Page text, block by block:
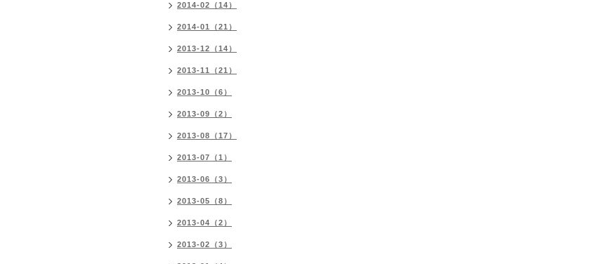
2014-02（14）
2014-01（21）
2013-12（14）
2013-11（21）
2013-10（6）
2013-09（2）
2013-08（17）
2013-07（1）
2013-06（3）
2013-05（8）
2013-04（2）
2013-02（3）